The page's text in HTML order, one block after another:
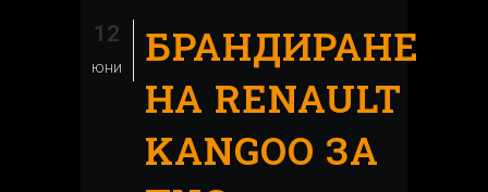
12
юни
БРАНДИРАНЕ
НА RENAULT
KANGOO ЗА